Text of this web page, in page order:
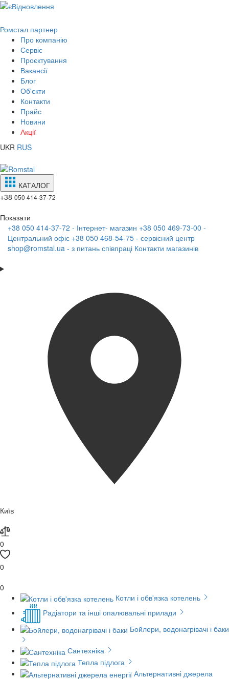
Ромстал партнер
Про компанію
Сервіс
Проєктування
Вакансії
Блог
Об'єкти
Контакти
Прайс
Новини
Акції
UKR RUS
КАТАЛОГ
+38 050 414-37-72
Показати
+38 050 414-37-72 - Інтернет- магазин +38 050 469-73-00 -
Центральний офіс +38 050 468-54-75 - сервісний центр
shop@romstal.ua - з питань співпраці Контакти магазинів
Київ
0
0
0
Котли і обв'язка котелень
Радіатори та інші опалювальні прилади
Бойлери, водонагрівачі і баки
Сантехніка
Тепла підлога
Альтернативні джерела